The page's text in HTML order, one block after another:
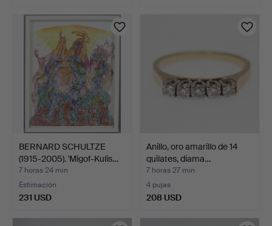
BERNARD SCHULTZE
(1915-2005). 'Migof-Kulis…
7 horas 24 min
Estimación
231 USD
Anillo, oro amarillo de 14
quilates, diama…
7 horas 27 min
4 pujas
208 USD